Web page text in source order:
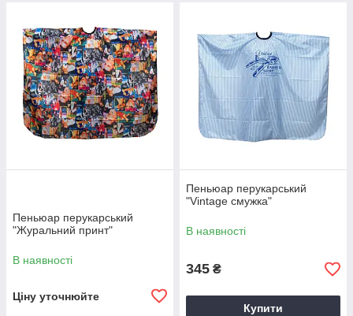
Пеньюар перукарський
"Журальний принт"
В наявності
Ціну уточнюйте
Пеньюар перукарський
"Vintage смужка"
В наявності
345 ₴
Купити